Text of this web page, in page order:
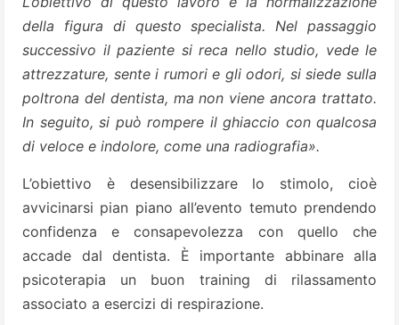
della figura di questo specialista. Nel passaggio
successivo il paziente si reca nello studio, vede le
attrezzature, sente i rumori e gli odori, si siede sulla
poltrona del dentista, ma non viene ancora trattato.
In seguito, si può rompere il ghiaccio con qualcosa
di veloce e indolore, come una radiografia».
L’obiettivo è desensibilizzare lo stimolo, cioè
avvicinarsi pian piano all’evento temuto prendendo
confidenza e consapevolezza con quello che
accade dal dentista. È importante abbinare alla
psicoterapia un buon training di rilassamento
associato a esercizi di respirazione.